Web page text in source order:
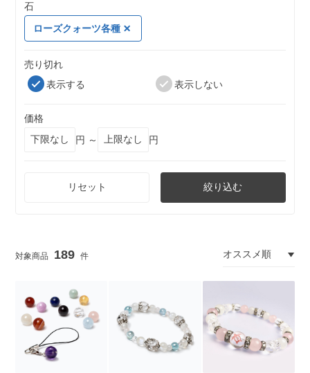
石
ローズクォーツ各種
売り切れ
表示する
表示しない
価格
円 ～
円
リセット 絞り込む
189